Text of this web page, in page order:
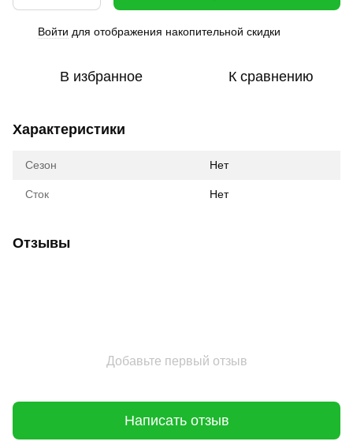
Войти для отображения накопительной скидки
В избранное К сравнению
Характеристики
Сезон Нет
Сток Нет
Отзывы
Добавьте первый отзыв
Написать отзыв